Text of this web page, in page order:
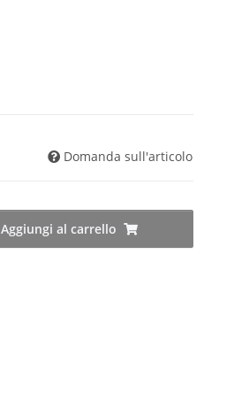
Domanda sull'articolo
Aggiungi al carrello